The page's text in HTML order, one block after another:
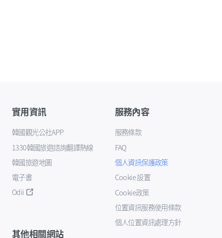
實用資訊
韓國觀光公社APP
1330韓國旅遊諮詢翻譯熱線
韓國旅遊地圖
電子書
Odii
服務內容
服務條款
FAQ
個人資訊保護政策
Cookie 設置
Cookie政策
位置資訊服務使用條款
個人位置資訊處理方針
其他相關網站